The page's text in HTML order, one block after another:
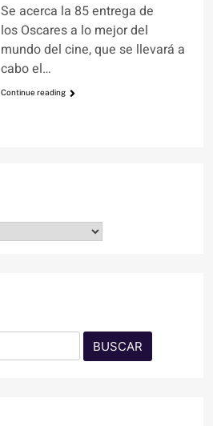
Se acerca la 85 entrega de
los Oscares a lo mejor del
mundo del cine, que se llevará a
cabo el…
Continue reading